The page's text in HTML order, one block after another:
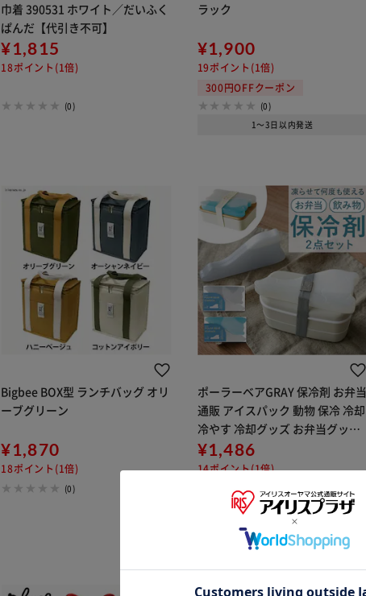
巾着 390531 ホワイト／だいふく
ぱんだ【代引き不可】
¥1,815
18ポイント(1倍)
(0)
ラック
¥1,900
19ポイント(1倍)
300円OFFクーポン
(0)
1～3日以内発送
Bigbee BOX型 ランチバッグ オリ
ーブグリーン
¥1,870
18ポイント(1倍)
(0)
ポーラーベアGRAY 保冷剤 お弁当
通販 アイスパック 動物 保冷 冷却
冷やす 冷却グッズ お弁当グッズ
長持ち 繰り返し使える 現代百貨
kinos キノス お弁当箱 飲み物 大
¥1,486
14ポイント(1倍)
(0)
販売元：BACKYARD FAMILY
08月08日発送予定
※ご確認ください